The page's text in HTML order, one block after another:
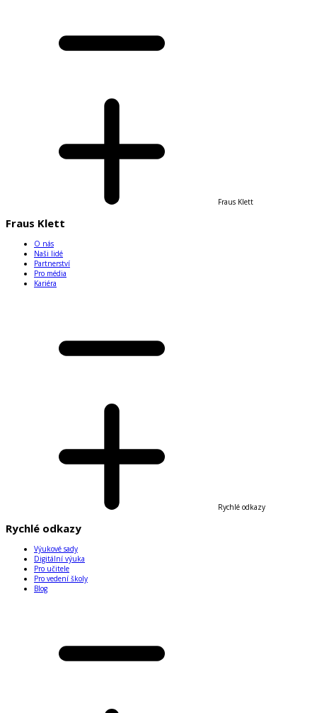
Fraus Klett
Fraus Klett
O nás
Naši lidé
Partnerství
Pro média
Kariéra
Rychlé odkazy
Rychlé odkazy
Výukové sady
Digitální výuka
Pro učitele
Pro vedení školy
Blog